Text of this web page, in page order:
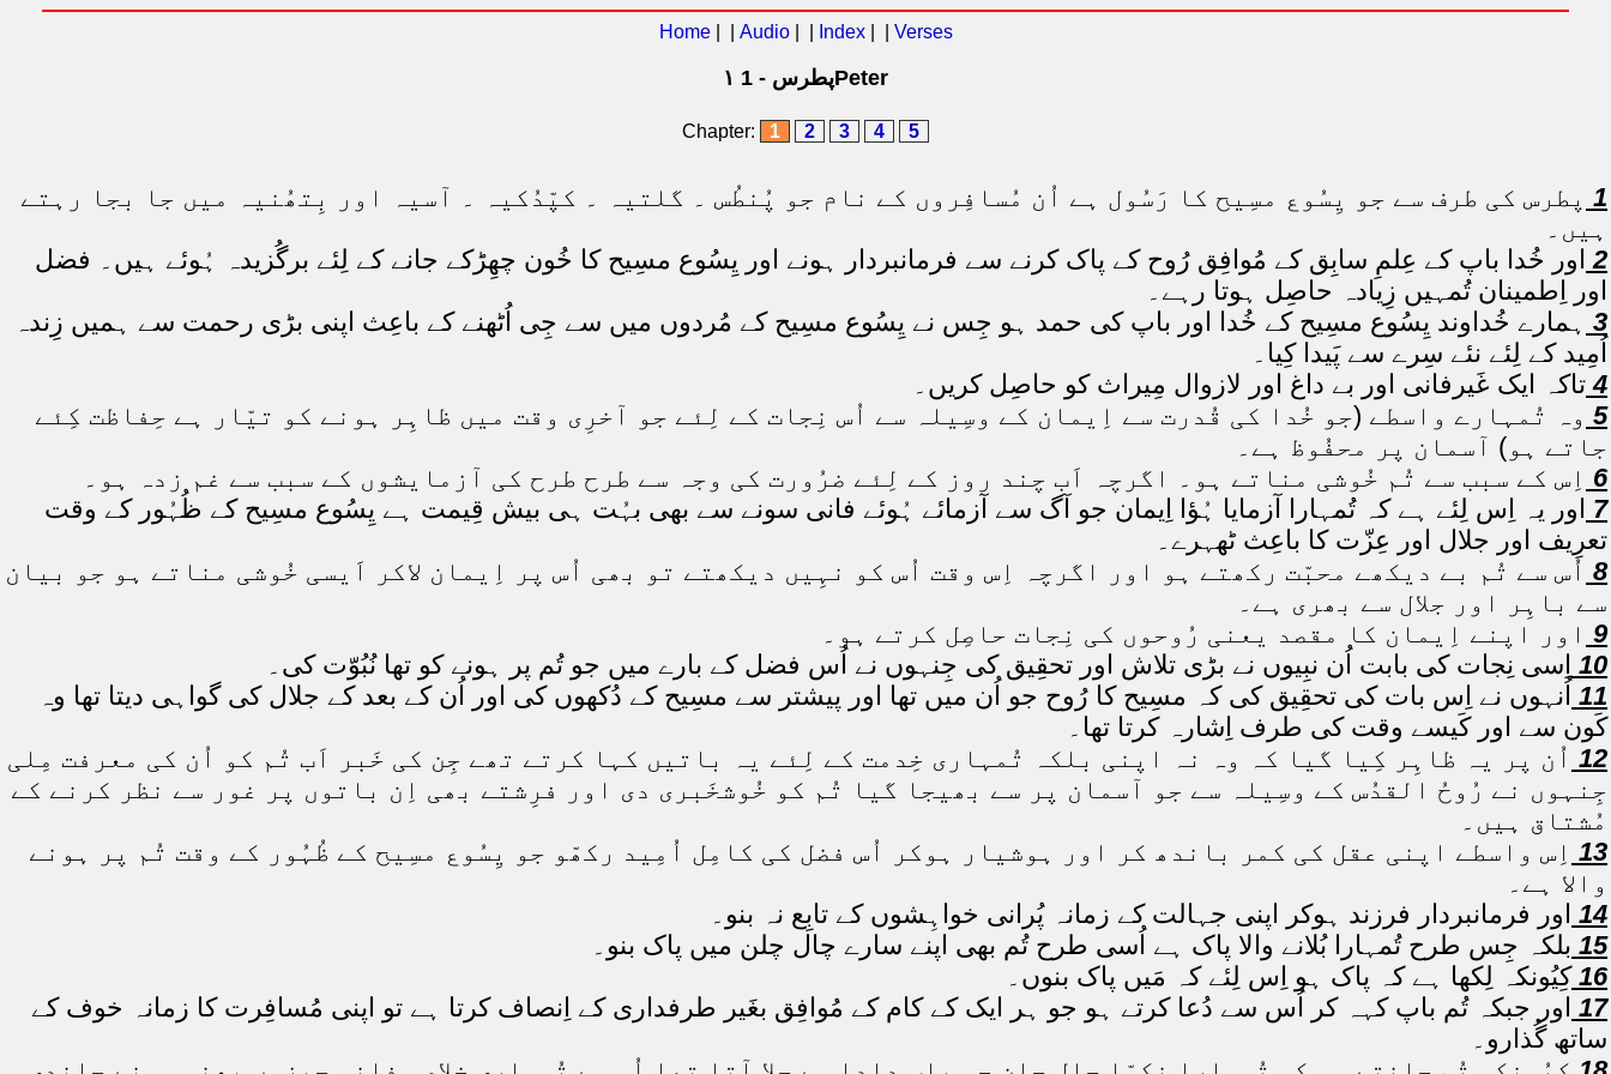
Home| | Audio| | Index| | Verses
۱ پطرس - 1Peter
Chapter: 1 2 3 4 5
1 پطرس کی طرف سے جو یِسُوع مسِیح کا رَسُول ہے اُن مُسافِروں کے نام جو پُنطُس ۔ گلتیہ ۔ کپّدُکیہ ۔ آسیہ اور بِتھُنیہ میں جا بجا رہتے
ہیں۔
2 اور خُدا باپ کے عِلمِ سابِق کے مُوافِق رُوح کے پاک کرنے سے فرمانبردار ہونے اور یِسُوع مسِیح کا خُون چھِڑکے جانے کے لِئے برگُزیدہ ہُوئے ہیں۔ فضل
اور اِطمینان تُمہیں زِیادہ حاصِل ہوتا رہے۔
3 ہمارے خُداوند یِسُوع مسِیح کے خُدا اور باپ کی حمد ہو جِس نے یِسُوع مسِیح کے مُردوں میں سے جِی اُٹھنے کے باعِث اپنی بڑی رحمت سے ہمیں زِندہ
اُمِید کے لِئے نئے سِرے سے پَیدا کِیا۔
4 تاکہ ایک غَیرفانی اور بے داغ اور لازوال مِیراث کو حاصِل کریں۔
5 وہ تُمہارے واسطے (جو خُدا کی قُدرت سے اِیمان کے وسِیلہ سے اُس نِجات کے لِئے جو آخرِی وقت میں ظاہِر ہونے کو تیّار ہے حِفاظت کِئے
جاتے ہو) آسمان پر محفُوظ ہے۔
6 اِس کے سبب سے تُم خُوشی مناتے ہو۔ اگرچہ اَب چند روز کے لِئے ضرُورت کی وجہ سے طرح طرح کی آزمایشوں کے سبب سے غم زدہ ہو۔
7 اور یہ اِس لِئے ہے کہ تُمہارا آزمایا ہُؤا اِیمان جو آگ سے آزمائے ہُوئے فانی سونے سے بھی بہُت ہی بیش قِیمت ہے یِسُوع مسِیح کے ظُہُور کے وقت
تعرِیف اور جلال اور عِزّت کا باعِث ٹھہرے۔
8 اُس سے تُم بے دیکھے محبّت رکھتے ہو اور اگرچہ اِس وقت اُس کو نہِیں دیکھتے تو بھی اُس پر اِیمان لاکر اَیسی خُوشی مناتے ہو جو بیان
سے باہِر اور جلال سے بھری ہے۔
9 اور اپنے اِیمان کا مقصد یعنی رُوحوں کی نِجات حاصِل کرتے ہو۔
10 اِسی نِجات کی بابت اُن نبِیوں نے بڑی تلاش اور تحقِیق کی جِنہوں نے اُس فضل کے بارے میں جو تُم پر ہونے کو تھا نُبُوّت کی۔
11 اُنہوں نے اِس بات کی تحقِیق کی کہ مسِیح کا رُوح جو اُن میں تھا اور پیشتر سے مسِیح کے دُکھوں کی اور اُن کے بعد کے جلال کی گواہی دیتا تھا وہ
کَون سے اور کَیسے وقت کی طرف اِشارہ کرتا تھا۔
12 اُن پر یہ ظاہِر کِیا گیا کہ وہ نہ اپنی بلکہ تُمہاری خِدمت کے لِئے یہ باتیں کہا کرتے تھے جِن کی خَبر اَب تُم کو اُن کی معرفت مِلی
جِنہوں نے رُوحُ القدُس کے وسِیلہ سے جو آسمان پر سے بھیجا گیا تُم کو خُوشخَبری دی اور فرِشتے بھی اِن باتوں پر غور سے نظر کرنے کے
مُشتاق ہیں۔
13 اِس واسطے اپنی عقل کی کمر باندھ کر اور ہوشیار ہوکر اُس فضل کی کامِل اُمِید رکھّو جو یِسُوع مسِیح کے ظُہُور کے وقت تُم پر ہونے
والا ہے۔
14 اور فرمانبردار فرزند ہوکر اپنی جہالت کے زمانہ پُرانی خواہِشوں کے تابِع نہ بنو۔
15 بلکہ جِس طرح تُمہارا بُلانے والا پاک ہے اُسی طرح تُم بھی اپنے سارے چال چلن میں پاک بنو۔
16 کِیُونکہ لِکھا ہے کہ پاک ہو اِس لِئے کہ مَیں پاک بنوں۔
17 اور جبکہ تُم باپ کہہ کر اُس سے دُعا کرتے ہو جو ہر ایک کے کام کے مُوافِق بغَیر طرفداری کے اِنصاف کرتا ہے تو اپنی مُسافِرت کا زمانہ خوف کے
ساتھ گُذارو۔